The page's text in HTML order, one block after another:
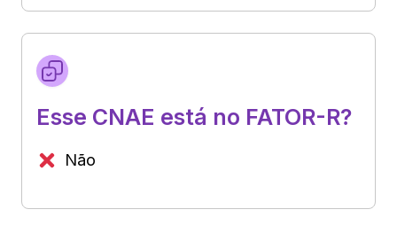
Esse CNAE está no FATOR-R?
Não